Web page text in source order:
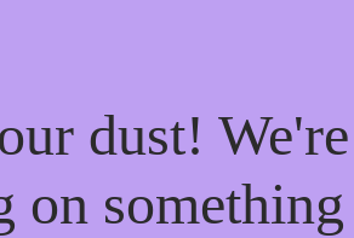
dust! We're
on something